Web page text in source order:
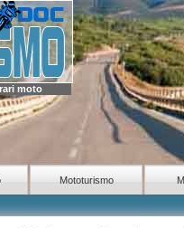
moto
Mototurismo